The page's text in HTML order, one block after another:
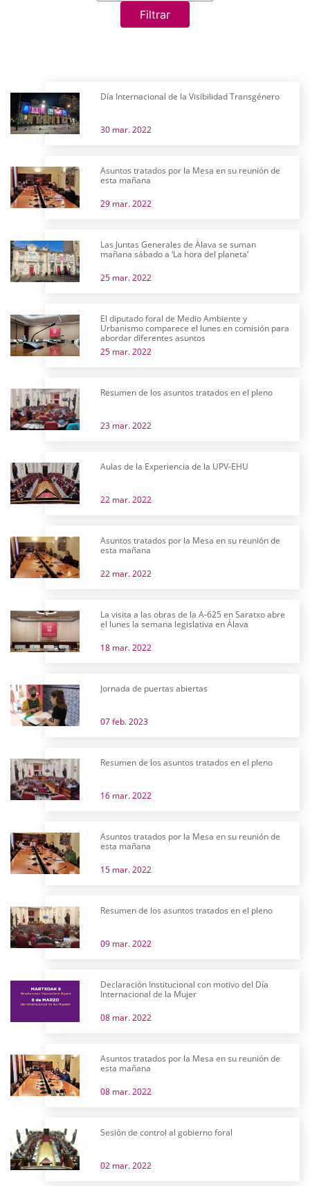
Filtrar
Día Internacional de la Visibilidad Transgénero
30 mar. 2022
Asuntos tratados por la Mesa en su reunión de
esta mañana
29 mar. 2022
Las Juntas Generales de Álava se suman
mañana sábado a ‘La hora del planeta’
25 mar. 2022
El diputado foral de Medio Ambiente y
Urbanismo comparece el lunes en comisión para
abordar diferentes asuntos
25 mar. 2022
Resumen de los asuntos tratados en el pleno
23 mar. 2022
Aulas de la Experiencia de la UPV-EHU
22 mar. 2022
Asuntos tratados por la Mesa en su reunión de
esta mañana
22 mar. 2022
La visita a las obras de la A-625 en Saratxo abre
el lunes la semana legislativa en Álava
18 mar. 2022
Jornada de puertas abiertas
07 feb. 2023
Resumen de los asuntos tratados en el pleno
16 mar. 2022
Asuntos tratados por la Mesa en su reunión de
esta mañana
15 mar. 2022
Resumen de los asuntos tratados en el pleno
09 mar. 2022
Declaración Institucional con motivo del Día
Internacional de la Mujer
08 mar. 2022
Asuntos tratados por la Mesa en su reunión de
esta mañana
08 mar. 2022
Sesión de control al gobierno foral
02 mar. 2022